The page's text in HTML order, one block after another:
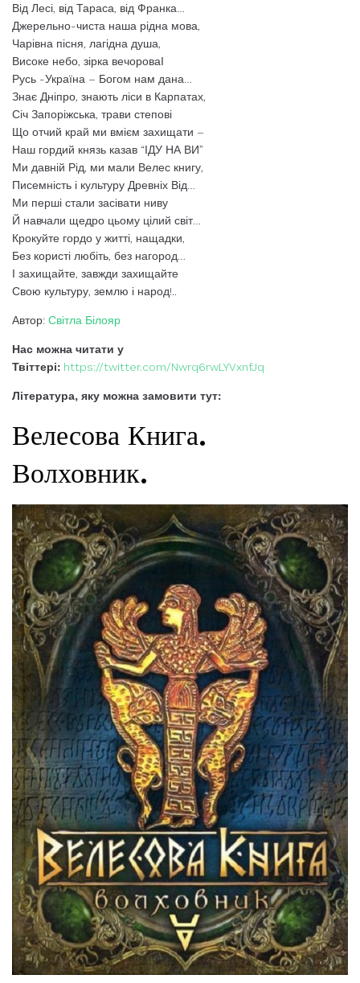
Від Лесі, від Тараса, від Франка…
Джерельно-чиста наша рідна мова,
Чарівна пісня, лагідна душа,
Високе небо, зірка вечороваІ
Русь -Україна – Богом нам дана…
Знає Дніпро, знають ліси в Карпатах,
Січ Запоріжська, трави степові
Що отчий край ми вмієм захищати –
Наш гордий князь казав “ІДУ НА ВИ”
Ми давній Рід, ми мали Велес книгу,
Писемність і культуру Древніх Від…
Ми перші стали засівати ниву
Й навчали щедро цьому цілий світ…
Крокуйте гордо у житті, нащадки,
Без користі любіть, без нагород…
І захищайте, завжди захищайте
Свою культуру, землю і народ!..
Автор: Світла Білояр
Нас можна читати у
Твіттері: https://twitter.com/Nwrq6rwLYVxnfJq
Література, яку можна замовити тут:
Велесова Книга.
Волховник.